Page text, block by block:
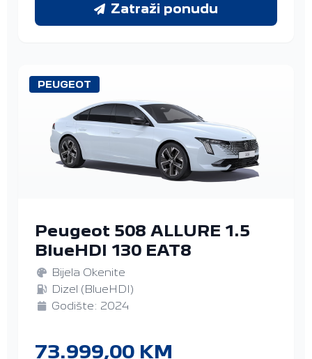
Zatraži ponudu
PEUGEOT
Peugeot 508 ALLURE 1.5
BlueHDI 130 EAT8
Bijela Okenite
Dizel (BlueHDI)
Godište: 2024
73.999,00 KM